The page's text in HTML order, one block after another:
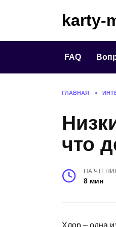
karty-
FAQ
ГЛАВНАЯ »
что
НА
8 мин